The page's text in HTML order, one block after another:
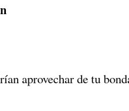
aprovechar de tu